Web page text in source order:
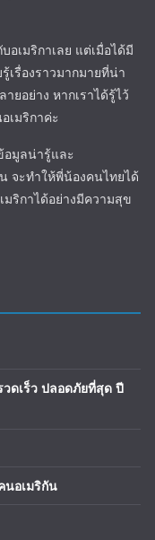
อเมริกาเลย แต่เมื่อได้มี
รื่องราวมากมายที่น่า
ยอย่าง หากเราได้รู้ไว้
เมริกาค่ะ
อมูลน่ารู้และ
จะทำให้พี่น้องคนไทยได้
ริกาได้อย่างมีความสุข
ดเร็ว ปลอดภัยที่สุด ปี
นอเมริกัน